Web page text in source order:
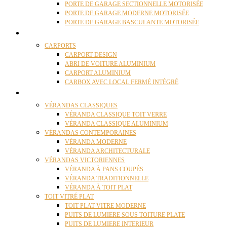
PORTE DE GARAGE SECTIONNELLE MOTORISÉE
PORTE DE GARAGE MODERNE MOTORISÉE
PORTE DE GARAGE BASCULANTE MOTORISÉE
CARPORTS
CARPORT DESIGN
ABRI DE VOITURE ALUMINIUM
CARPORT ALUMINIUM
CARBOX AVEC LOCAL FERMÉ INTÉGRÉ
VÉRANDAS CLASSIQUES
VÉRANDA CLASSIQUE TOIT VERRE
VÉRANDA CLASSIQUE ALUMINIUM
VÉRANDAS CONTEMPORAINES
VÉRANDA MODERNE
VÉRANDA ARCHITECTURALE
VÉRANDAS VICTORIENNES
VÉRANDA À PANS COUPÉS
VÉRANDA TRADITIONNELLE
VÉRANDA À TOIT PLAT
TOIT VITRÉ PLAT
TOIT PLAT VITRE MODERNE
PUITS DE LUMIERE SOUS TOITURE PLATE
PUITS DE LUMIERE INTERIEUR